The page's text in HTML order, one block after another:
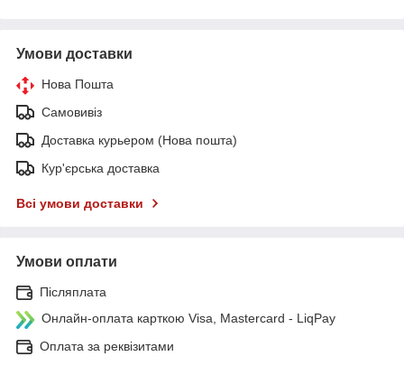
Умови доставки
Нова Пошта
Самовивіз
Доставка курьером (Нова пошта)
Кур'єрська доставка
Всі умови доставки
Умови оплати
Післяплата
Онлайн-оплата карткою Visa, Mastercard - LiqPay
Оплата за реквізитами